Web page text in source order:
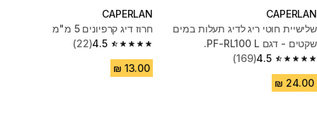
CAPERLAN
שלישיית חוטי ריג לדיג תעלות במים
שקטים - דגם PF-RL100 L.
4.5
4.5 out of 5 stars from 169 reviews
(169)
CAPERLAN
חרוז דיג קרפיונים 5 מ"מ
4.5
4.5 out of 5 stars from 22 reviews
(22)